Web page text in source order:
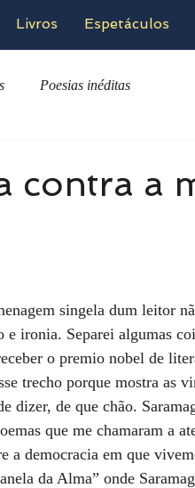
Livros Espetáculos
Poesias inéditas
contra a
e ironia. Separei algumas
o premio nobel de
trecho porque mostra as
dizer, de que chão.
que me chamaram a
a democracia em que
da Alma” onde